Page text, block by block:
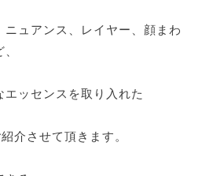
ュアンス、レイヤー、顔まわ
ッセンスを取り入れた
介させて頂きます。